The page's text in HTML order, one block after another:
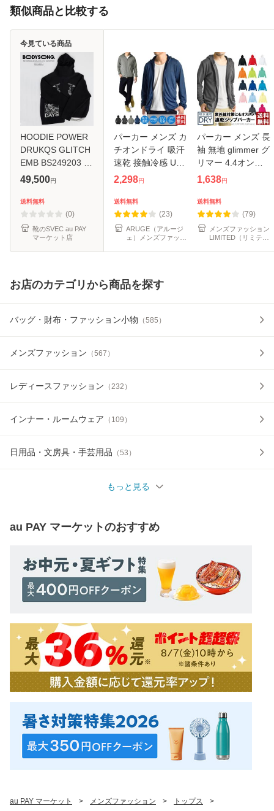
類似商品と比較する
HOODIE POWER
DRUKQS GLITCH
EMB BS249203 ブ
ランド
ィソング パーカー
レディース メンズ
ユニセックス フル
ジップ フー
49,500円
送料無料
(0)
靴のSVEC au PAY
マーケット店
今見ている商品
パーカー メンズ カ
チオンドライ 吸汗
速乾 接触冷感 UV
カット UPF50+ ジ
シュパーカー 水陸
両用【A2Q】【送
料無料】【ネ
2,298円
送料無料
(23)
ARUGE（アルージ
ェ）メンズファッシ
パーカー メンズ 長
袖 無地 glimmer グ
リマー 4.4オンス
ドライ ジップパー
水 速乾 スポーツ
アウトドア お揃い
ユニフ
1,638円
送料無料
(79)
メンズファッション
LIMITED（リミテッ
お店のカテゴリから商品を探す
バッグ・財布・ファッション小物 （585 ）
メンズファッション （567 ）
レディースファッション （ 232 ）
インナー・ルームウェア （ 109 ）
日用品・文房具・手芸用品 （53 ）
もっと見る
au PAY マーケットのおすすめ
au PAY マーケット > メンズファッション > トップス
>